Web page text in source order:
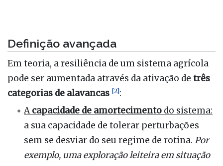
Definição avançada
Em teoria, a resiliência de um sistema agrícola
pode ser aumentada através da ativação de três
categorias de alavancas [2]:
A capacidade de amortecimento do sistema:
a sua capacidade de tolerar perturbações
sem se desviar do seu regime de rotina.Por
exemplo, uma exploração leiteira em situação